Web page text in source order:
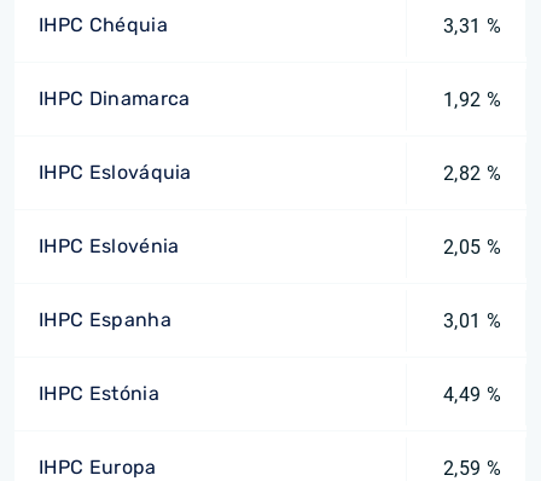
IHPC Chéquia 3,31 %
IHPC Dinamarca 1,92 %
IHPC Eslováquia 2,82 %
IHPC Eslovénia 2,05 %
IHPC Espanha 3,01 %
IHPC Estónia 4,49 %
IHPC Europa 2,59 %